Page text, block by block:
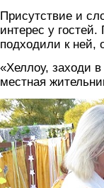
Присутствие и
интерес у
подходили к ней,
«Хеллоу, заходи
местная
foto5.jpg